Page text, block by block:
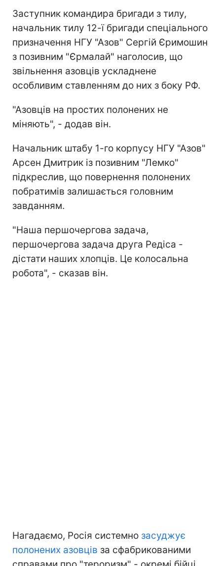
Заступник командира бригади з тилу,
начальник тилу 12-ї бригади спеціального
призначення НГУ "Азов" Сергій Єримошин
з позивним "Єрмалай" наголосив, що
звільнення азовців ускладнене
особливим ставленням до них з боку РФ.
"Азовців на простих полонених не
міняють", - додав він.
Начальник штабу 1-го корпусу НГУ "Азов"
Арсен Дмитрик із позивним "Лемко"
підкреслив, що повернення полонених
побратимів залишається головним
завданням.
"Наша першочергова задача,
першочергова задача друга Редіса -
дістати наших хлопців. Це колосальна
робота", - сказав він.
Нагадаємо, Росія системно засуджує
полонених азовців за сфабрикованими